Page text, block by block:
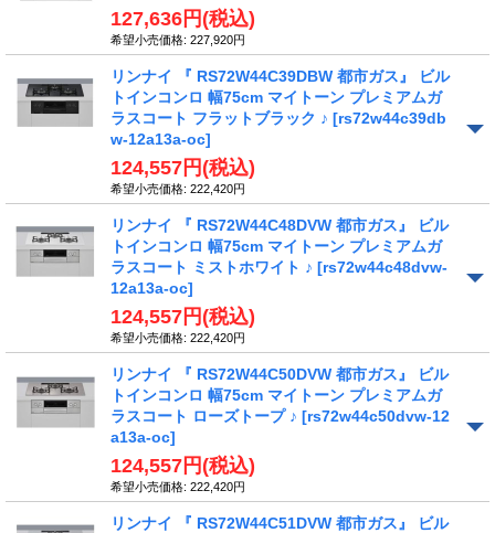
127,636円 (税込)
希望小売価格: 227,920円
リンナイ 『 RS72W44C39DBW 都市ガス』 ビル
トインコンロ 幅75cm マイトーン プレミアムガ
ラスコート フラットブラック ♪ [rs72w44c39db
w-12a13a-oc]
124,557円 (税込)
希望小売価格: 222,420円
リンナイ 『 RS72W44C48DVW 都市ガス』 ビル
トインコンロ 幅75cm マイトーン プレミアムガ
ラスコート ミストホワイト ♪ [rs72w44c48dvw-
12a13a-oc]
124,557円 (税込)
希望小売価格: 222,420円
リンナイ 『 RS72W44C50DVW 都市ガス』 ビル
トインコンロ 幅75cm マイトーン プレミアムガ
ラスコート ローズトープ ♪ [rs72w44c50dvw-12
a13a-oc]
124,557円 (税込)
希望小売価格: 222,420円
リンナイ 『 RS72W44C51DVW 都市ガス』 ビル